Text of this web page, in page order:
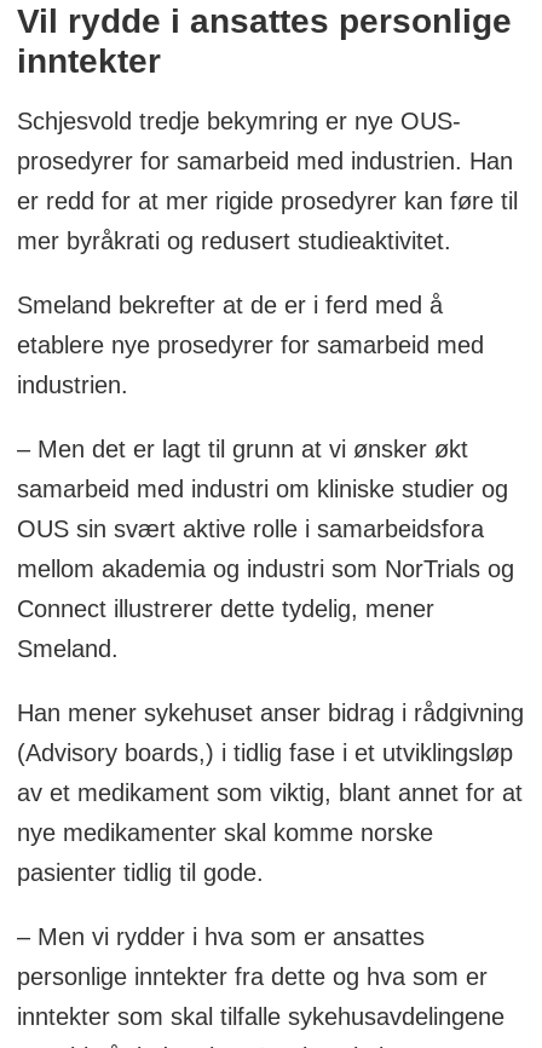
Vil rydde i ansattes personlige
inntekter
Schjesvold tredje bekymring er nye OUS-
prosedyrer for samarbeid med industrien. Han
er redd for at mer rigide prosedyrer kan føre til
mer byråkrati og redusert studieaktivitet.
Smeland bekrefter at de er i ferd med å
etablere nye prosedyrer for samarbeid med
industrien.
– Men det er lagt til grunn at vi ønsker økt
samarbeid med industri om kliniske studier og
OUS sin svært aktive rolle i samarbeidsfora
mellom akademia og industri som NorTrials og
Connect illustrerer dette tydelig, mener
Smeland.
Han mener sykehuset anser bidrag i rådgivning
(Advisory boards,) i tidlig fase i et utviklingsløp
av et medikament som viktig, blant annet for at
nye medikamenter skal komme norske
pasienter tidlig til gode.
– Men vi rydder i hva som er ansattes
personlige inntekter fra dette og hva som er
inntekter som skal tilfalle sykehusavdelingene